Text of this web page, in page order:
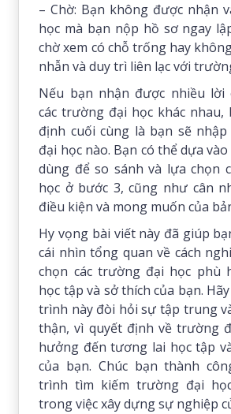
– Chờ: Bạn không được nhận
học mà bạn nộp hồ sơ ngay
chờ xem có chỗ trống hay
nhẫn và duy trì liên lạc với
Nếu bạn nhận được nhiều lời
các trường đại học khác nhau,
định cuối cùng là bạn sẽ
đại học nào. Bạn có thể dựa
dùng để so sánh và lựa chọn
học ở bước 3, cũng như cân
điều kiện và mong muốn của
Hy vọng bài viết này đã giúp
cái nhìn tổng quan về cách
chọn các trường đại học phù
học tập và sở thích của bạn.
trình này đòi hỏi sự tập trung
thận, vì quyết định về trường
hưởng đến tương lai học tập
của bạn. Chúc bạn thành
trình tìm kiếm trường đại
trong việc xây dựng sự nghiệp